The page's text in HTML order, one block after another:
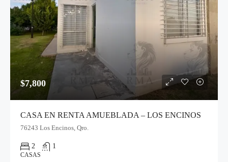
$7,800
CASA EN RENTA AMUEBLADA – LOS ENCINOS
76243 Los Encinos, Qro.
2 1
CASAS